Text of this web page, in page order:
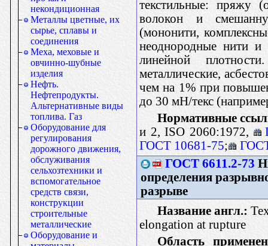
некондиционная
Металлы цветные, их
сырье, сплавы и
соединения
Меха, меховые и
овчинно-шубные
изделия
Нефть.
Нефтепродукты.
Альтернативные виды
топлива. Газ
Оборудование для
регулирования
дорожного движения,
обслуживания
сельхозтехники и
вспомогательное
средств связи,
конструкции
строительные
металлические
Оборудование и
текстильные: пряжу
волокон и
(мононити,
неоднородные нити и
линейной
металлические,
чем на 1% при
до 30 мН/текс
Нормативные
и 2, ISO 2060:1972,
ГОСТ 10681-75;
ГОСТ 6611.2-73
определения
разрыве
Название англ.:
elongation at rupture
Область